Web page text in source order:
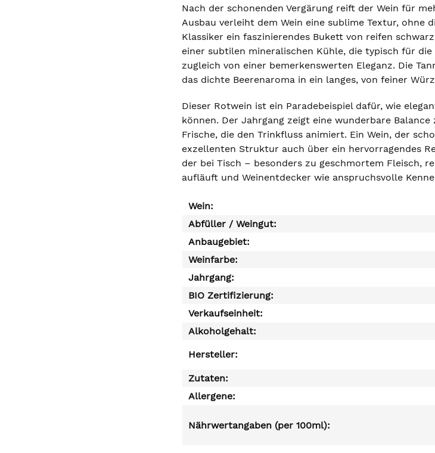
Nach der schonenden Vergärung reift der Wein für
Ausbau verleiht dem Wein eine sublime Textur,
Klassiker ein faszinierendes Bukett von reifen
einer subtilen mineralischen Kühle, die typisch für
zugleich von einer bemerkenswerten Eleganz. Die
das dichte Beerenaroma in ein langes, von feiner
Dieser Rotwein ist ein Paradebeispiel dafür, wie
können. Der Jahrgang zeigt eine wunderbare
Frische, die den Trinkfluss animiert. Ein Wein, der
exzellenten Struktur auch über ein hervorragendes
der bei Tisch – besonders zu geschmortem Fleisch,
aufläuft und Weinentdecker wie anspruchsvolle
Wein:
Abfüller / Weingut:
Anbaugebiet:
Weinfarbe:
Jahrgang:
BIO Zertifizierung:
Verkaufseinheit:
Alkoholgehalt:
Hersteller:
Zutaten:
Allergene:
Nährwertangaben (per 100ml):